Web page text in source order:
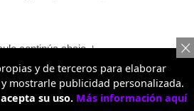
continúa abajo
y de terceros para elaborar
mostrarle publicidad personalizada.
su uso. Más información aquí